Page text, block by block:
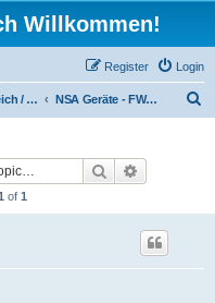
Willkommen!
Login
Register
Allgemeiner Bereich / Common Area NSA Geräte - FW4 Geräte / NSA devices - FW4 devices
Search
of 1